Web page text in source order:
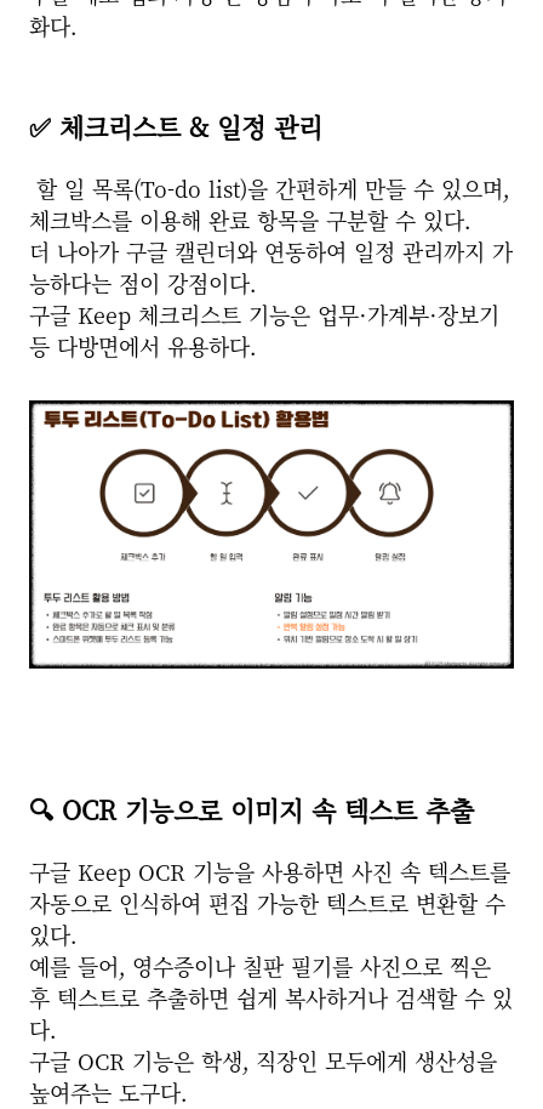
화다.
✅ 체크리스트 & 일정 관리
할 일 목록(To-do list)을 간편하게 만들 수 있으며,
체크박스를 이용해 완료 항목을 구분할 수 있다.
더 나아가 구글 캘린더와 연동하여 일정 관리까지 가
능하다는 점이 강점이다.
구글 Keep 체크리스트 기능은 업무·가계부·장보기
등 다방면에서 유용하다.
🔍 OCR 기능으로 이미지 속 텍스트 추출
구글 Keep OCR 기능을 사용하면 사진 속 텍스트를
자동으로 인식하여 편집 가능한 텍스트로 변환할 수
있다.
예를 들어, 영수증이나 칠판 필기를 사진으로 찍은
후 텍스트로 추출하면 쉽게 복사하거나 검색할 수 있
다.
구글 OCR 기능은 학생, 직장인 모두에게 생산성을
높여주는 도구다.